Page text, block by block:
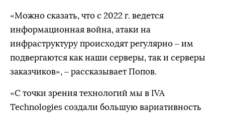
«Можно сказать, что с 2022 г. ведется
информационная война, атаки на
инфраструктуру происходят регулярно – им
подвергаются как наши серверы, так и серверы
заказчиков», – рассказывает Попов.
«С точки зрения технологий мы в IVA
Technologies создали большую вариативность